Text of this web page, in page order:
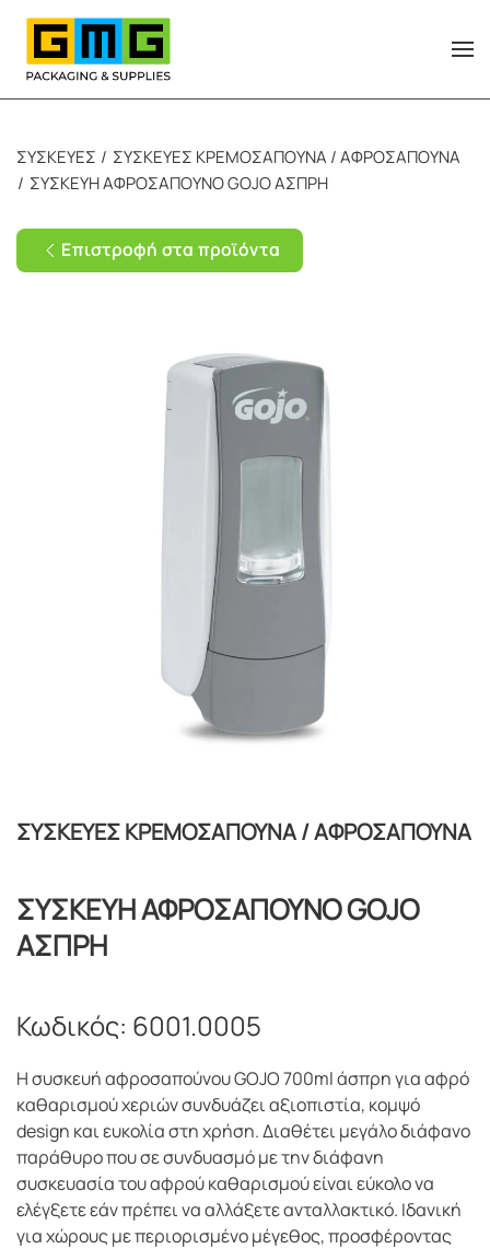
Skip to main content
ΣΥΣΚΕΥΕΣ
ΣΥΣΚΕΥΕΣ ΚΡΕΜΟΣΑΠΟΥΝΑ / ΑΦΡΟΣΑΠΟΥΝΑ
ΣΥΣΚΕΥΗ ΑΦΡΟΣΑΠΟΥΝΟ GOJO ΑΣΠΡΗ
Επιστροφή στα προϊόντα
ΣΥΣΚΕΥΕΣ ΚΡΕΜΟΣΑΠΟΥΝΑ / ΑΦΡΟΣΑΠΟΥΝΑ
ΣΥΣΚΕΥΗ ΑΦΡΟΣΑΠΟΥΝΟ GOJO
ΑΣΠΡΗ
Κωδικός: 6001.0005
Η συσκευή αφροσαπούνου GOJO 700ml άσπρη για αφρό
καθαρισμού χεριών συνδυάζει αξιοπιστία, κομψό
design και ευκολία στη χρήση. Διαθέτει μεγάλο διάφανο
παράθυρο που σε συνδυασμό με την διάφανη
συσκευασία του αφρού καθαρισμού είναι εύκολο να
ελέγξετε εάν πρέπει να αλλάξετε ανταλλακτικό. Ιδανική
για χώρους με περιορισμένο μέγεθος, προσφέροντας